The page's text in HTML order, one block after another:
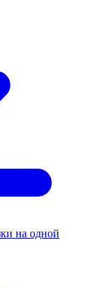
на одной